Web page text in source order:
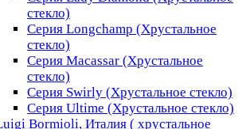
стекло)
Серия Longchamp (Хрустальное
стекло)
Серия Macassar (Хрустальное
стекло)
Серия Swirly (Хрустальное стекло)
Серия Ultime (Хрустальное стекло)
Bormioli, Италия ( хрустальное